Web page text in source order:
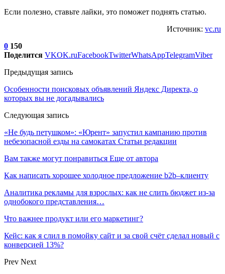
Если полезно, ставьте лайки, это поможет поднять статью.
Источник: vc.ru
0 150
Поделится VKOK.ruFacebookTwitterWhatsAppTelegramViber
Предыдущая запись
Особенности поисковых объявлений Яндекс Директа, о
которых вы не догадывались
Следующая запись
«Не будь петушком»: «Юрент» запустил кампанию против
небезопасной езды на самокатах Статьи редакции
Вам также могут понравиться Еще от автора
Как написать хорошее холодное предложение b2b–клиенту
Аналитика рекламы для взрослых: как не слить бюджет из-за
однобокого представления…
Что важнее продукт или его маркетинг?
Кейс: как я слил в помойку сайт и за свой счёт сделал новый с
конверсией 13%?
Prev Next